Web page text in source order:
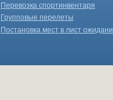
Перевозка спортинвентаря
Групповые перелеты
Постановка мест в лист